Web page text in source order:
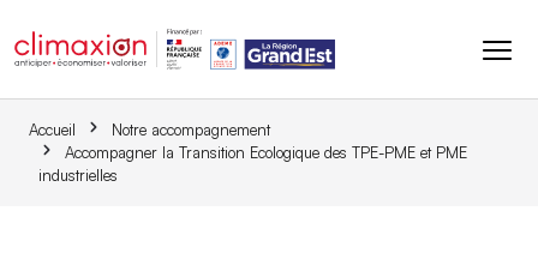
Accueil
Notre accompagnement
Accompagner la Transition Ecologique des TPE-PME et PME
industrielles